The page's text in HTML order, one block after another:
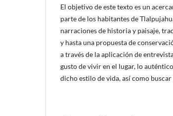
El objetivo de este texto es un
parte de los habitantes de
narraciones de historia y paisaje,
y hasta una propuesta de
a través de la aplicación de
gusto de vivir en el lugar, lo
dicho estilo de vida, así como